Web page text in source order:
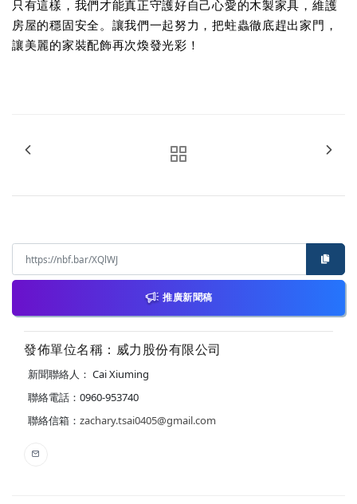
只有這樣，我們才能真正守護好自己心愛的木製家具，維護
房屋的穩固安全。讓我們一起努力，把蛀蟲徹底趕出家門，
讓美麗的家裝配飾再次煥發光彩！
推廣新聞稿
發佈單位名稱：威力股份有限公司
新聞聯絡人： Cai Xiuming
聯絡電話：0960-953740
聯絡信箱： zachary.tsai0405@gmail.com